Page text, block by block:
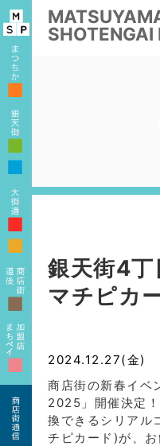
SHOTENGAI
■
■
■
■
■
■
■
銀天街4
マチピカ
2024.12.27(金)
商店街の新春イベ
2025」開催決定
換できるシリア
チピカード)が、